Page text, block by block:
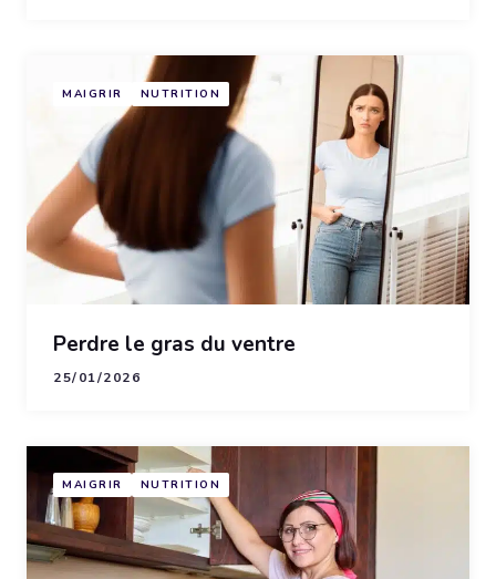
MAIGRIR NUTRITION
Perdre le gras du ventre
25/01/2026
MAIGRIR NUTRITION